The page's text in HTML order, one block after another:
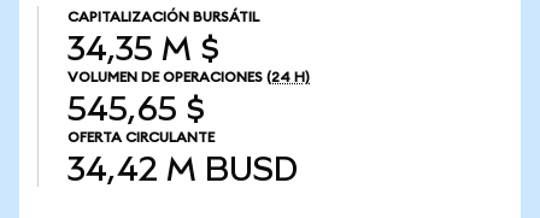
CAPITALIZACIÓN BURSÁTIL
34,35 M $
VOLUMEN DE OPERACIONES (24 H)
545,65 $
OFERTA CIRCULANTE
34,42 M BUSD